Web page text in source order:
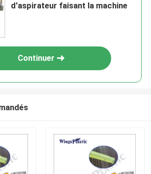
d'aspirateur faisant la machine
Continuer